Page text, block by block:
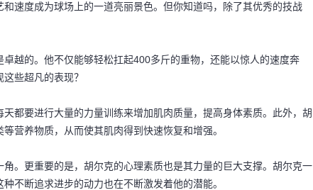
速度成为球场上的一道亮丽景色。但你知道吗，除了其优秀的技战
越的。他不仅能够轻松扛起400多斤的重物，还能以惊人的速度奔
些超凡的表现？
都要进行大量的力量训练来增加肌肉质量，提高身体素质。此外，胡
营养物质，从而使其肌肉得到快速恢复和增强。
。更重要的是，胡尔克的心理素质也是其力量的巨大支撑。胡尔克一
不断追求进步的动力也在不断激发着他的潜能。